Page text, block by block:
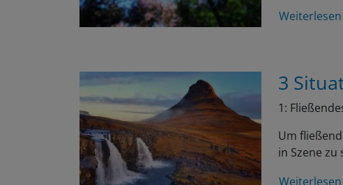
Weiterlesen
3
1:
Um
in Szene
Weiterlesen